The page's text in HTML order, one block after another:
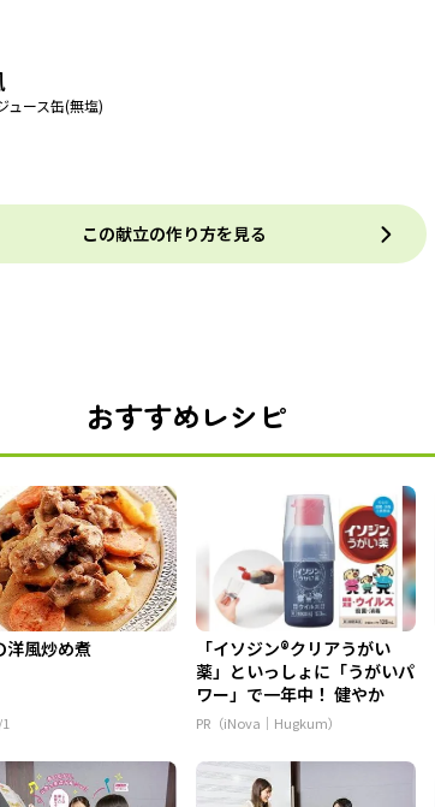
ュース缶(無塩)
この献立の作り方を見る
おすすめレシピ
洋風炒め煮
「イソジン®クリアうがい
薬」といっしょに「うがいパ
ワー」で一年中！ 健やか
PR（iNova｜Hugkum）